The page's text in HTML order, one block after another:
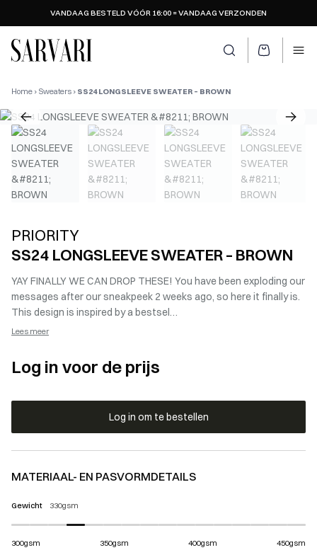
VANDAAG BESTELD VÓÓR 16:00 = VANDAAG VERZONDEN
SARVARI LOGO Zoeken openen
Home › Sweaters › SS24 LONGSLEEVE SWEATER – BROWN
PRIORITY
SS24 LONGSLEEVE SWEATER – BROWN
YAY FINALLY WE CAN DROP THESE! You have been exploding our
messages after our sneakpeek 2 weeks ago, so here it finally is.
This design is inspired by a bestsel…
Lees meer
Log in voor de prijs
Log in om te bestellen
MATERIAAL- EN PASVORMDETAILS
Gewicht 330gsm
300gsm 350gsm 400gsm 450gsm